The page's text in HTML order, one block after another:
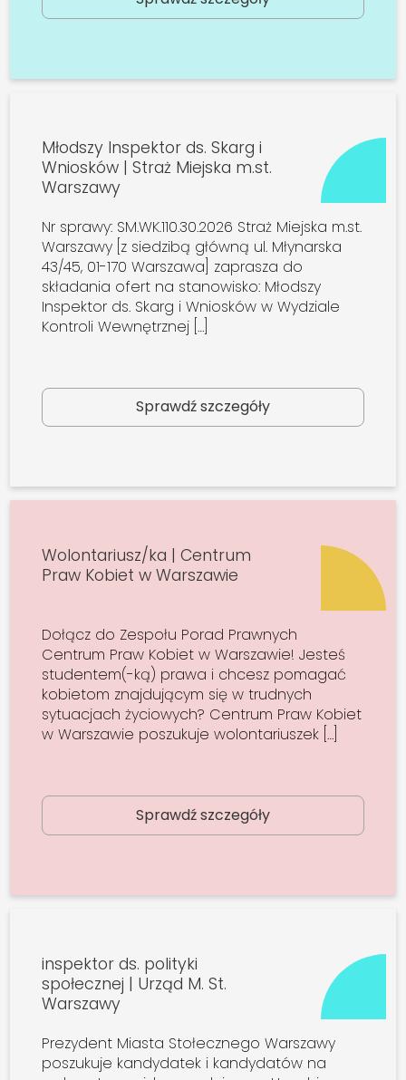
Młodszy Inspektor ds. Skarg i
Wniosków | Straż Miejska m.st.
Warszawy
Nr sprawy: SM.WK.110.30.2026 Straż Miejska m.st.
Warszawy [z siedzibą główną ul. Młynarska
43/45, 01-170 Warszawa] zaprasza do
składania ofert na stanowisko: Młodszy
Inspektor ds. Skarg i Wniosków w Wydziale
Kontroli Wewnętrznej […]
Sprawdź szczegóły
Wolontariusz/ka | Centrum
Praw Kobiet w Warszawie
Dołącz do Zespołu Porad Prawnych
Centrum Praw Kobiet w Warszawie! Jesteś
studentem(-ką) prawa i chcesz pomagać
kobietom znajdującym się w trudnych
sytuacjach życiowych? Centrum Praw Kobiet
w Warszawie poszukuje wolontariuszek […]
Sprawdź szczegóły
inspektor ds. polityki
społecznej | Urząd M. St.
Warszawy
Prezydent Miasta Stołecznego Warszawy
poszukuje kandydatek i kandydatów na